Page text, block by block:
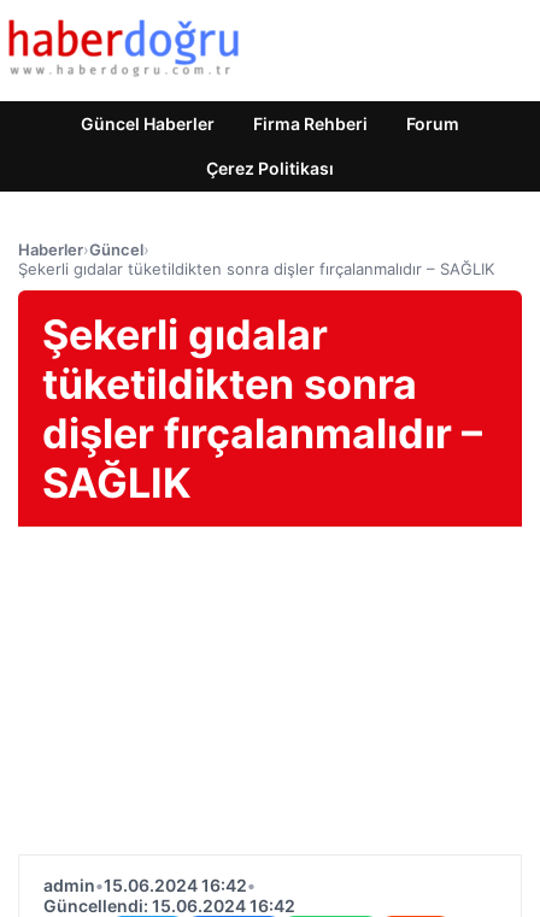
Güncel Haberler Firma Rehberi Forum
Çerez Politikası
Haberler›Güncel›
Şekerli gıdalar tüketildikten sonra dişler fırçalanmalıdır – SAĞLIK
Şekerli gıdalar
tüketildikten sonra
dişler fırçalanmalıdır –
SAĞLIK
admin•15.06.2024 16:42•
Güncellendi: 15.06.2024 16:42